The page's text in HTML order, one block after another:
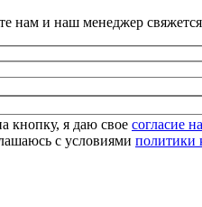
нам и наш менеджер
кнопку, я даю свое согласие
с условиями политики